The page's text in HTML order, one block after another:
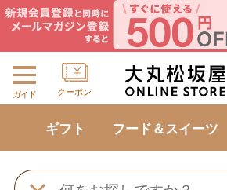
ガイド クーポン
ギフト フード＆スイーツ